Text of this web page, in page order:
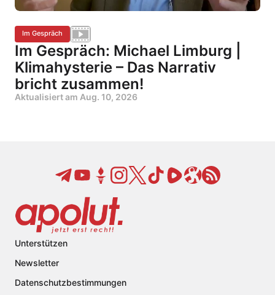
Im Gespräch
Im Gespräch: Michael Limburg |
Klimahysterie – Das Narrativ
bricht zusammen!
Aktualisiert am Aug. 10, 2026
Unterstützen
Newsletter
Datenschutzbestimmungen